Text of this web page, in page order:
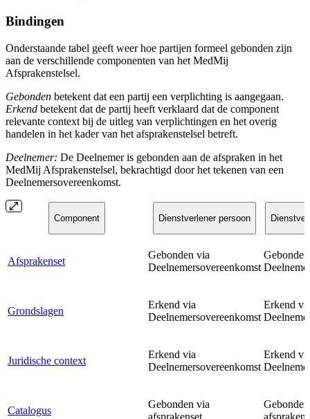
Bindingen
Onderstaande tabel geeft weer hoe partijen formeel gebonden zijn
aan de verschillende componenten van het MedMij
Afsprakenstelsel.
Gebonden betekent dat een partij een verplichting is aangegaan.
Erkend betekent dat de partij heeft verklaard dat de component
relevante context bij de uitleg van verplichtingen en het overig
handelen in het kader van het afsprakenstelsel betreft.
Deelnemer: De Deelnemer is gebonden aan de afspraken in het
MedMij Afsprakenstelsel, bekrachtigd door het tekenen van een
Deelnemersovereenkomst.
Component Dienstverlener persoon
Afsprakenset
Gebonden via
Deelnemersovereenkomst
Grondslagen
Erkend via
Deelnemersovereenkomst
Erkend
Juridische context
Erkend via
Deelnemersovereenkomst
Erkend
Catalogus
Gebonden via
afsprakenset